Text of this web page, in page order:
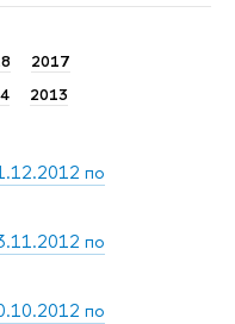
2017
2013
по
по
по